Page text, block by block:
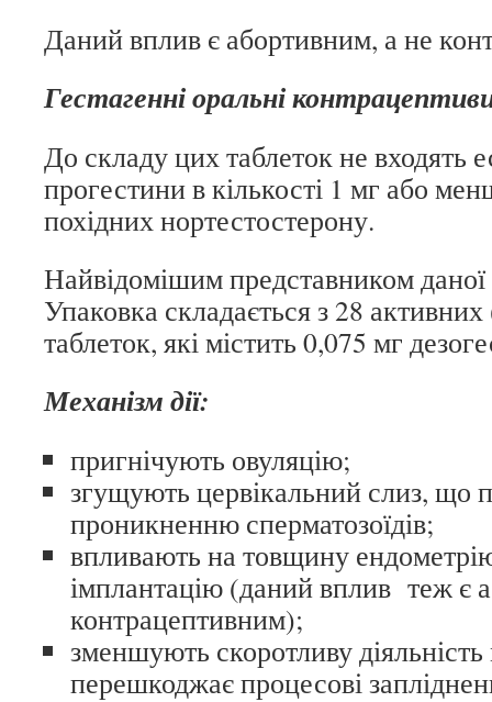
Даний вплив є абортивним, а не
Гестагенні оральні
До складу цих таблеток не входять
прогестини в кількості 1 мг або
похідних нортестостерону.
Найвідомішим представником
Упаковка складається з 28
таблеток, які містить 0,075 мг
Механізм дії:
пригнічують овуляцію;
згущують цервікальний слиз, що
проникненню сперматозоїдів;
впливають на товщину
імплантацію (даний вплив теж є
контрацептивним);
зменшують скоротливу
перешкоджає процесові